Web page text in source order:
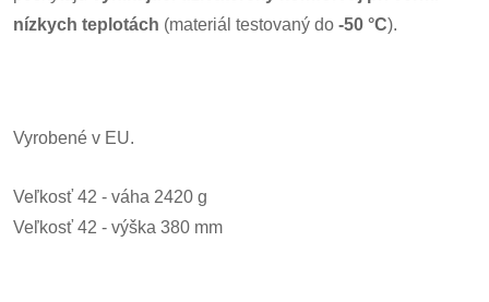
nízkych teplotách (materiál testovaný do -50 °C).
Vyrobené v EU.
Veľkosť 42 - váha 2420 g
Veľkosť 42 - výška 380 mm